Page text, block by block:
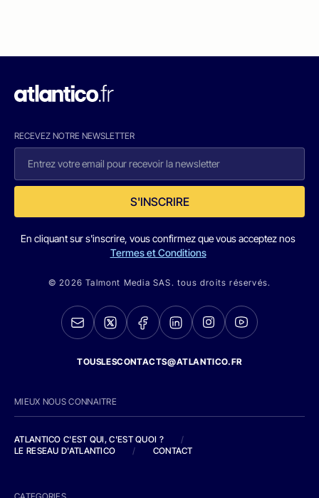
RECEVEZ NOTRE NEWSLETTER
S'INSCRIRE
En cliquant sur s'inscrire, vous confirmez que vous acceptez nos
Termes et Conditions
© 2026 Talmont Media SAS. tous droits réservés.
TOUSLESCONTACTS@ATLANTICO.FR
MIEUX NOUS CONNAITRE
ATLANTICO C'EST QUI, C'EST QUOI ?
/
LE RESEAU D'ATLANTICO
/ CONTACT